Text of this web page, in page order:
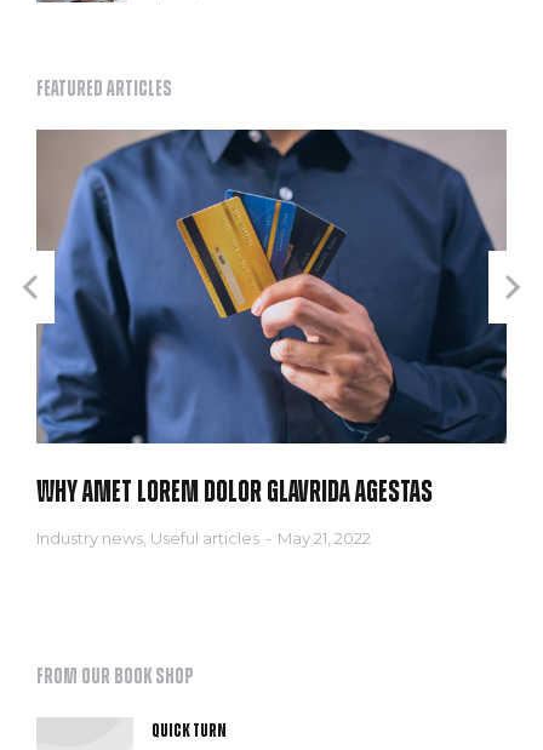
Featured articles
Why amet lorem dolor glavrida agestas
Industry news Useful articles May 21, 2022
From our book shop
Quick Turn